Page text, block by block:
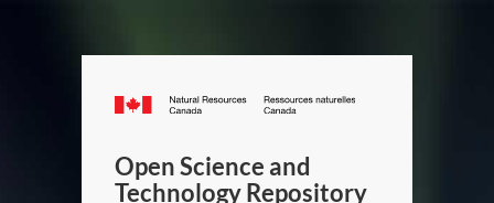
Canada.ca
/
Open Science and
Technology Repository